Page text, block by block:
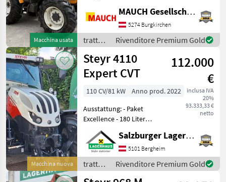
Macchina usata
Euro - Circuito idraulico 3+4
- Comanda a leva singola -
Comanda dell'asse centrale
- 2 dist
MAUCH Gesellschaft m.b.H. & Co.KG
5274 Burgkirchen
trattori
/
Renault
Rivenditore Premium Gold
Macchina nuova
Steyr 4110
Expert CVT
112.000
€
inclusa IVA
20%
93.333,33 €
netto
110 CV/81 kW
Anno prod. 2022
Ausstattung: - Paket
Excellence - 180 Liter
Kraftstofftank + 19 Liter
AdBlue-Tank mit
Abschließbaren Tankdeckel
und Tankschutz -
Vorglühanlage -
Motorstaubr
Salzburger Lagerhaus-Technik
5101 Bergheim
trattori
/ Steyr
Rivenditore Premium Gold